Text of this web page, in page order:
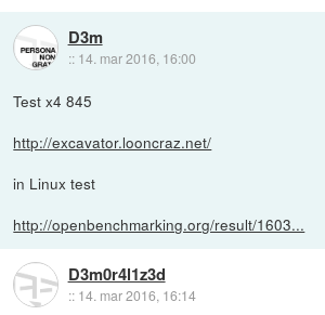
D3m
:: 14. mar 2016, 16:00
Test x4 845
http://excavator.looncraz.net/
in Linux test
http://openbenchmarking.org/result/1603...
D3m0r4l1z3d
:: 14. mar 2016, 16:14